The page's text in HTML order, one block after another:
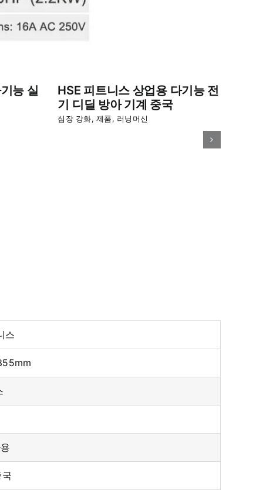
능 실
HSE 피트니스 상업용 다기능 전
기 디딜 방아 기계 중국
심장 강화,제품, 러닝머신
스